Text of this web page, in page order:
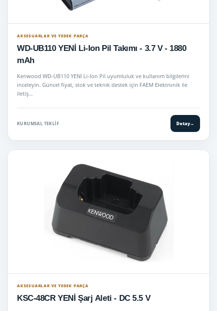
AKSESUARLAR VE YEDEK PARÇA
WD-UB110 YENİ Li-Ion Pil Takımı - 3.7 V - 1880
mAh
Kenwood WD-UB110 YENİ Li-Ion Pil uyumluluk ve kullanım bilgilerini
inceleyin. Güncel fiyat, stok ve teknik destek için FAEM Elektronik ile
iletiş…
KURUMSAL TEKLIF Detay→
AKSESUARLAR VE YEDEK PARÇA
KSC-48CR YENİ Şarj Aleti - DC 5.5 V